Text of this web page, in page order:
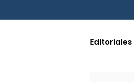
Editoriales